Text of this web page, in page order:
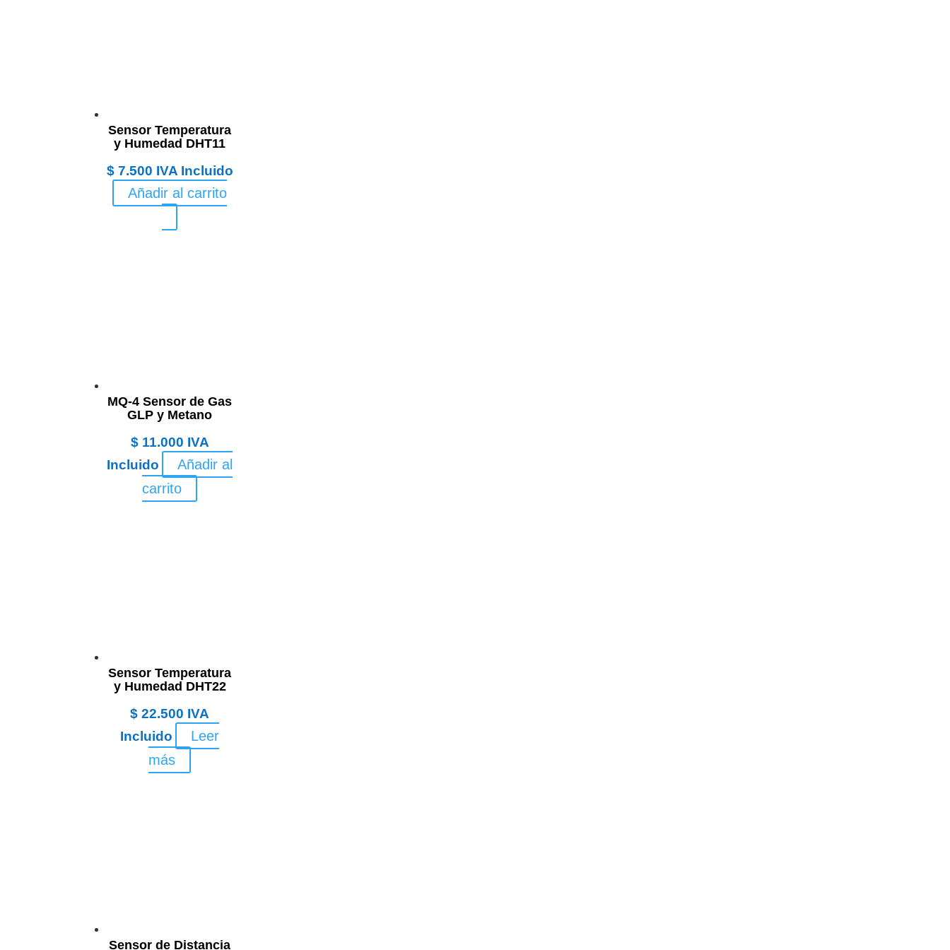
Sensor Temperatura
y Humedad DHT11
$7.500 IVA Incluido
Añadir al carrito
MQ-4 Sensor de Gas
GLP y Metano
$11.000 IVA
Incluido
Añadir al
carrito
Sensor Temperatura
y Humedad DHT22
$ 22.500 IVA
Incluido
Leer
más
Sensor de Distancia